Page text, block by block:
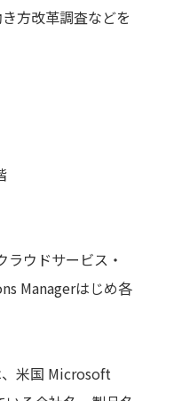
方改革調査などを
ウドサービス・
Managerはじめ各
米国 Microsoft